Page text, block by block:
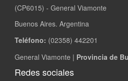
(CP6015) - General Viamonte
Buenos Aires. Argentina
Teléfono: (02358) 442201
General Viamonte | Provincia de
Redes sociales